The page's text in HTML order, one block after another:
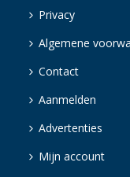
Privacy
Algemene
Contact
Aanmelden
Advertenties
Mijn account